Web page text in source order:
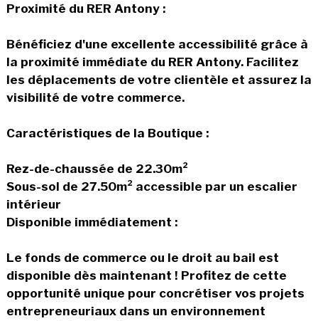
Proximité du RER Antony :
Bénéficiez d'une excellente accessibilité grâce à
la proximité immédiate du RER Antony. Facilitez
les déplacements de votre clientèle et assurez la
visibilité de votre commerce.
Caractéristiques de la Boutique :
Rez-de-chaussée de 22.30m²
Sous-sol de 27.50m² accessible par un escalier
intérieur
Disponible immédiatement :
Le fonds de commerce ou le droit au bail est
disponible dès maintenant ! Profitez de cette
opportunité unique pour concrétiser vos projets
entrepreneuriaux dans un environnement